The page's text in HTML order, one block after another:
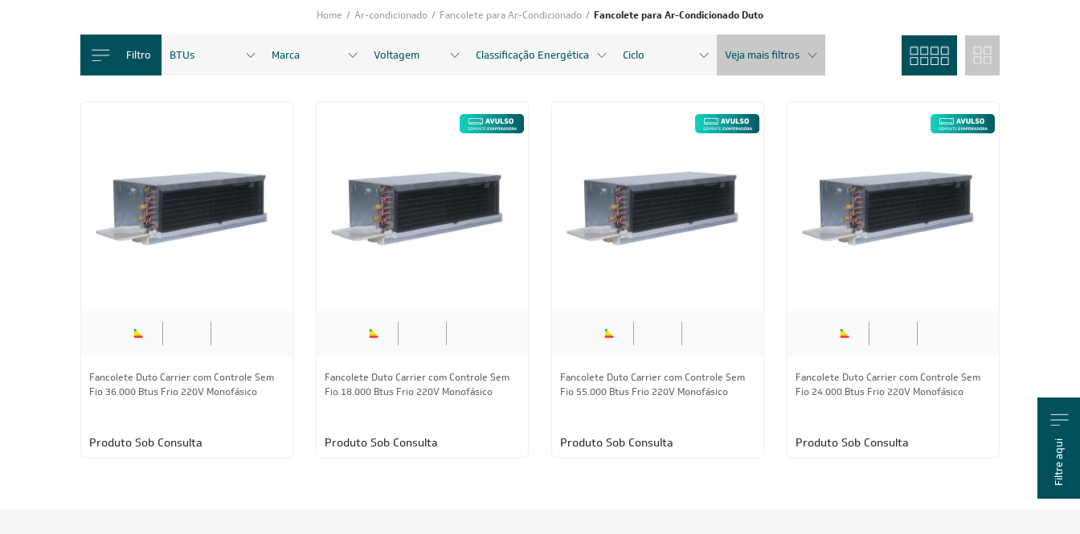
Home / Ar-condicionado / Fancolete para Ar-Condicionado / Fancolete para Ar-Condicionado Duto
Filtro BTUs Marca Voltagem Classificação Energética Ciclo Veja mais filtros
Fancolete Duto Carrier com Controle Sem
Fio 36.000 Btus Frio 220V Monofásico
Produto Sob Consulta
Fancolete Duto Carrier com Controle Sem
Fio 18.000 Btus Frio 220V Monofásico
Produto Sob Consulta
Fancolete Duto Carrier com Controle Sem
Fio 55.000 Btus Frio 220V Monofásico
Produto Sob Consulta
Fancolete Duto Carrier com Controle Sem
Fio 24.000 Btus Frio 220V Monofásico
Produto Sob Consulta Filtre aqui